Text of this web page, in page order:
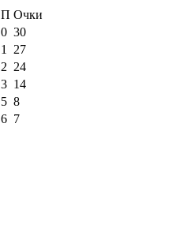
П Очки
0 30
1
27
2 24
3 14
5 8
6 7